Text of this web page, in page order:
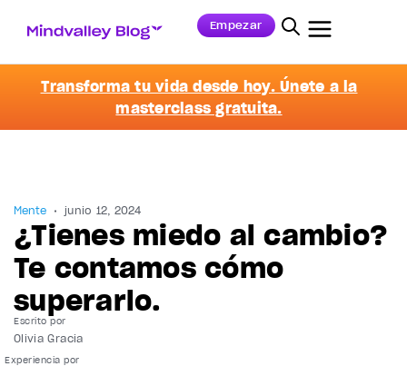
Empezar
Transforma tu vida desde hoy. Únete a la
masterclass gratuita.
Mente junio 12, 2024
¿Tienes miedo al cambio?
Te contamos cómo
superarlo.
Escrito por
Olivia Gracia